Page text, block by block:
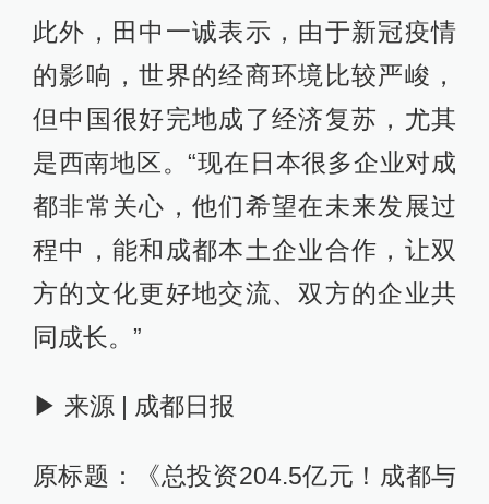
此外，田中一诚表示，由于新冠疫情
的影响，世界的经商环境比较严峻，
但中国很好完地成了经济复苏，尤其
是西南地区。“现在日本很多企业对成
都非常关心，他们希望在未来发展过
程中，能和成都本土企业合作，让双
方的文化更好地交流、双方的企业共
同成长。”
▶ 来源 | 成都日报
原标题：《总投资204.5亿元！成都与